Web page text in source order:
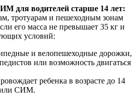
для водителей старше 14 лет:
тротуарам и пешеходным зонам
его масса не превышает 35 кг и
условий:
и велопешеходные дорожки,
или возможность двигаться
ребенка в возрасте до 14
или СИМ.